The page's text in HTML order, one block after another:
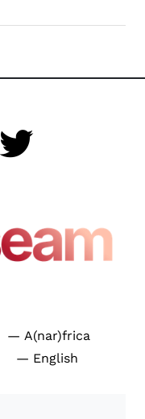
— A(nar)frica
— English